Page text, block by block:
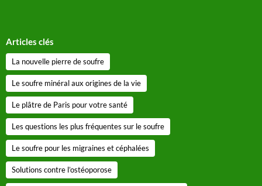
Articles clés
La nouvelle pierre de soufre
Le soufre minéral aux origines de la vie
Le plâtre de Paris pour votre santé
Les questions les plus fréquentes sur le soufre
Le soufre pour les migraines et céphalées
Solutions contre l’ostéoporose